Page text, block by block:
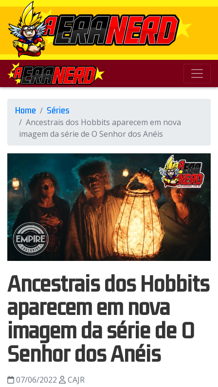
Home Séries
Ancestrais dos Hobbits aparecem em nova
imagem da série de O Senhor dos Anéis
Ancestrais dos Hobbits
aparecem em nova
imagem da série de O
Senhor dos Anéis
07/06/2022 CAJR